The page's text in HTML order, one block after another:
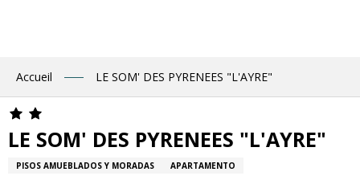
Accueil LE SOM' DES PYRENEES "L'AYRE"
LE SOM' DES PYRENEES "L'AYRE"
PISOS AMUEBLADOS Y MORADAS APARTAMENTO